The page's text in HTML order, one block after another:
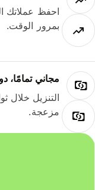
احفظ عملاتك
بمرور الوقت.
مجاني تمامًا، دون
التنزيل خلال
مزعجة.